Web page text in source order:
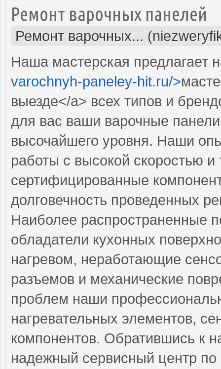
Ремонт варочных панелей
Ремонт варочных...
Наша мастерская предлагает
varochnyh-paneley-hit.ru/>
выезде</a> всех типов и
для вас ваши варочные
высочайшего уровня. Наши
работы с высокой скоростью и
сертифицированные
долговечность проведенных
Наиболее распространенные
обладатели кухонных
нагревом, неработающие
разъемов и механические
проблем наши
нагревательных элементов,
компонентов. Обратившись к
надежный сервисный центр